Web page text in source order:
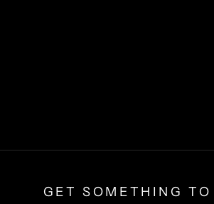
GET SOMETHING TO